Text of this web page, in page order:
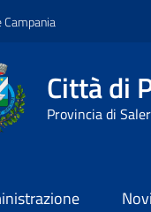
Campania
Città di
Provincia di